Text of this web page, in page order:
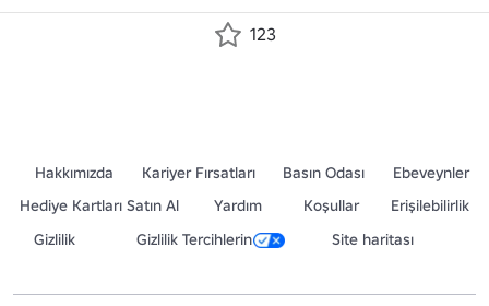
123
Hakkımızda Kariyer Fırsatları Basın Odası
Ebeveynler
Hediye Kartları Satın Al
Yardım Koşullar
Erişilebilirlik
Gizlilik
Gizlilik Tercihlerin Site haritası